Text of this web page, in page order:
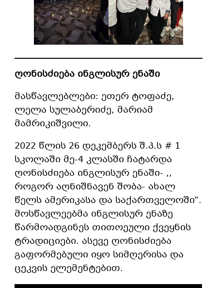
ღონისძიება ინგლისურ ენაში
მასწავლებლები: ეთერ ტოფაძე,
ლელა სულაბერიძე, მარიამ
მამრიკიშვილი.
2022 წლის 26 დეკემბერს შ.პ.ს # 1
სკოლაში მე-4 კლასში ჩატარდა
ღონისძიება ინგლისურ ენაში- ,,
როგორ აღნიშნავენ შობა- ახალ
წელს ამერიკასა და საქართველოში”.
მოსწავლეებმა ინგლისურ ენაზე
წარმოადგინეს თითოეული ქვეყნის
ტრადიციები. ასევე ღონისძიება
გაფორმებული იყო სიმღერისა და
ცეკვის ელემენტებით.